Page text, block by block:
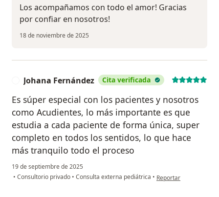
Los acompañamos con todo el amor! Gracias
por confiar en nosotros!
18 de noviembre de 2025
Johana Fernández Cita verificada
Es súper especial con los pacientes y nosotros
como Acudientes, lo más importante es que
estudia a cada paciente de forma única, super
completo en todos los sentidos, lo que hace
más tranquilo todo el proceso
19 de septiembre de 2025
• Consultorio privado • Consulta externa pediátrica • en opinión del usuario
Reportar